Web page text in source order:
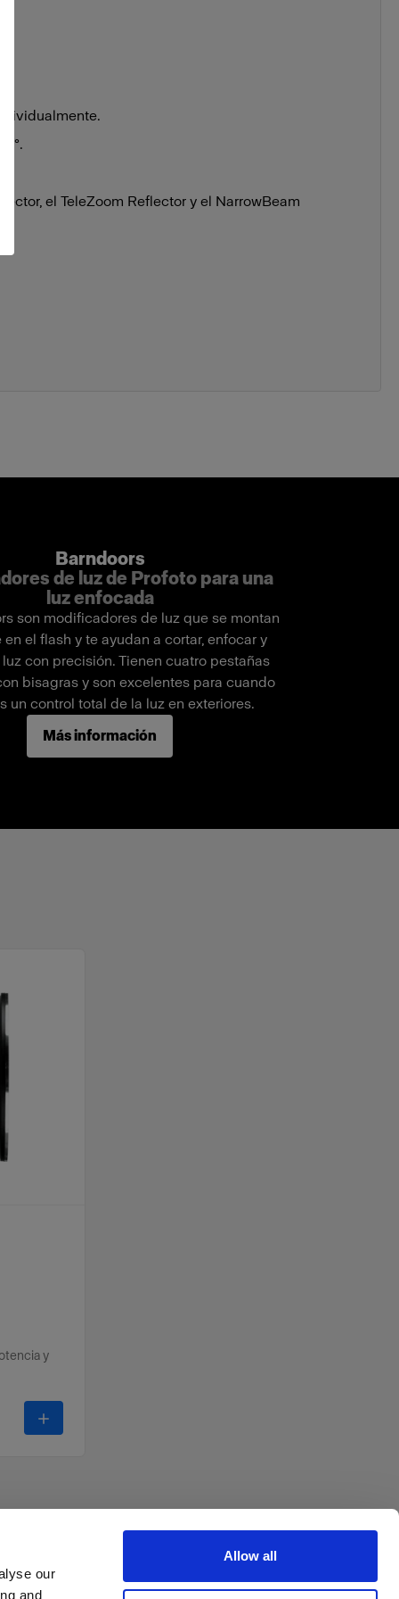
our
and
Allow all
el TeleZoom Reflector y el NarrowBeam
Barndoors
de luz de Profoto para una
luz enfocada
son modificadores de luz que se montan
el flash y te ayudan a cortar, enfocar y
con precisión. Tienen cuatro pestañas
bisagras y son excelentes para cuando
un control total de la luz en exteriores.
Más información
y